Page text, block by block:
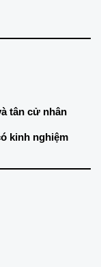
tân cử nhân
kinh nghiệm